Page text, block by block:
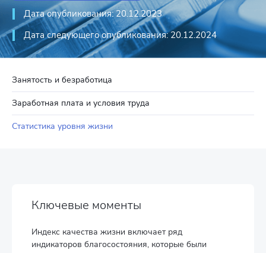
Занятость и безработица
Заработная плата и условия труда
Статистика уровня жизни
Дата опубликования: 20.12.2023
Дата следующего опубликования: 20.12.2024
Ключевые моменты
Индекс качества жизни включает ряд
индикаторов благосостояния, которые были